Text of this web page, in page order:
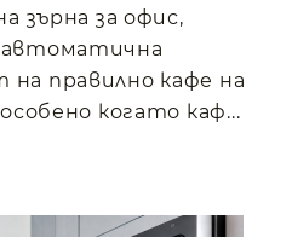
зърна за офис,
правилно кафе на
когато каф...